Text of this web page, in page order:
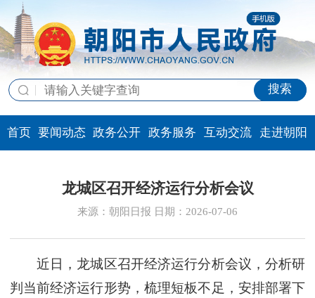
搜索
首页 要闻动态 政务公开 政务服务 互动交流 走进朝阳
龙城区召开经济运行分析会议
来源：朝阳日报 日期：2026-07-06
近日，龙城区召开经济运行分析会议，分析研
判当前经济运行形势，梳理短板不足，安排部署下